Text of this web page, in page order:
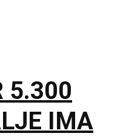
5.300
IMA